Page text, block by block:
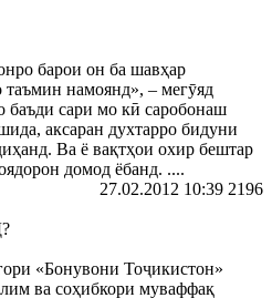
барои он ба шавҳар
намоянд», – мегӯяд
сари мо кӣ саробонаш
аксаран духтарро бидуни
Ва ё вақтҳои охир бештар
домод ёбанд. ....
27.02.2012 10:39 2196
«Бонувони Тоҷикистон»
ва соҳибкори муваффақ